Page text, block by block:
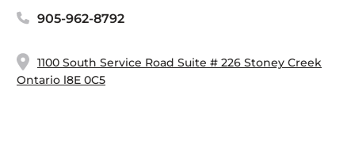
905-962-8792
1100 South Service Road Suite # 226 Stoney Creek
Ontario l8E 0C5